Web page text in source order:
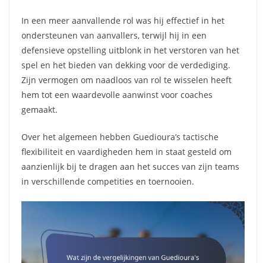
In een meer aanvallende rol was hij effectief in het
ondersteunen van aanvallers, terwijl hij in een
defensieve opstelling uitblonk in het verstoren van het
spel en het bieden van dekking voor de verdediging.
Zijn vermogen om naadloos van rol te wisselen heeft
hem tot een waardevolle aanwinst voor coaches
gemaakt.
Over het algemeen hebben Guedioura’s tactische
flexibiliteit en vaardigheden hem in staat gesteld om
aanzienlijk bij te dragen aan het succes van zijn teams
in verschillende competities en toernooien.